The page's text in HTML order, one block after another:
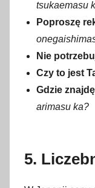
tsukaemasu
Poproszę
Nie
Czy to jest
Gdzie
arimasu ka?
5.